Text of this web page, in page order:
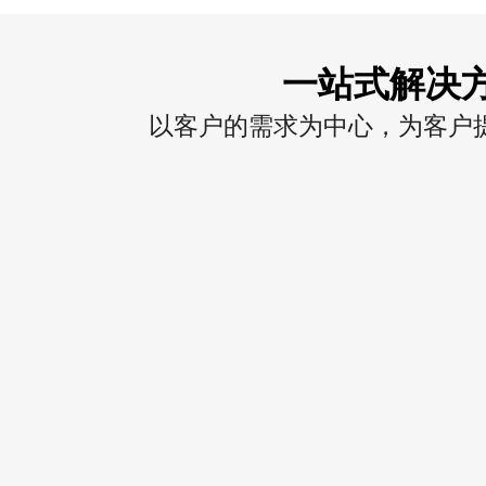
一站式解决
以客户的需求为中心，为客户